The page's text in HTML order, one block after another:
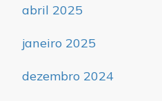
abril 2025
janeiro 2025
dezembro 2024